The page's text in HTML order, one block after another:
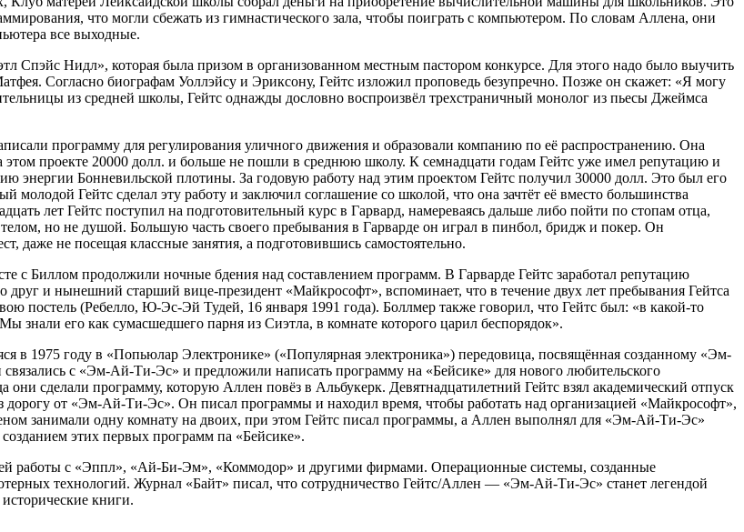
что могли сбежать из гимнастического зала, чтобы поиграть с компьютером. По словам Аллена, они
все выходные.
Спэйс Нидл», которая была призом в организованном местным пастором конкурсе. Для этого надо было выучить
Согласно биографам Уоллэйсу и Эриксону, Гейтс изложил проповедь безупречно. Позже он скажет: «Я могу
из средней школы, Гейтс однажды дословно воспроизвёл трехстраничный монолог из пьесы Джеймса
программу для регулирования уличного движения и образовали компанию по её распространению. Она
этом проекте 20000 долл. и больше не пошли в среднюю школу. К семнадцати годам Гейтс уже имел репутацию и
энергии Бонневильской плотины. За годовую работу над этим проектом Гейтс получил 30000 долл. Это был его
Гейтс сделал эту работу и заключил соглашение со школой, что она зачтёт её вместо большинства
лет Гейтс поступил на подготовительный курс в Гарвард, намереваясь дальше либо пойти по стопам отца,
но не душой. Большую часть своего пребывания в Гарварде он играл в пинбол, бридж и покер. Он
даже не посещая классные занятия, а подготовившись самостоятельно.
с Биллом продолжили ночные бдения над составлением программ. В Гарварде Гейтс заработал репутацию
и нынешний старший вице-президент «Майкрософт», вспоминает, что в течение двух лет пребывания Гейтса
постель (Ребелло, Ю-Эс-Эй Тудей, 16 января 1991 года). Боллмер также говорил, что Гейтс был: «в какой-то
его как сумасшедшего парня из Сиэтла, в комнате которого царил беспорядок».
в 1975 году в «Попьюлар Электронике» («Популярная электроника») передовица, посвящённая созданному «Эм-
с «Эм-Ай-Ти-Эс» и предложили написать программу на «Бейсике» для нового любительского
они сделали программу, которую Аллен повёз в Альбукерк. Девятнадцатилетний Гейтс взял академический отпуск
дорогу от «Эм-Ай-Ти-Эс». Он писал программы и находил время, чтобы работать над организацией «Майкрософт»,
занимали одну комнату на двоих, при этом Гейтс писал программы, а Аллен выполнял для «Эм-Ай-Ти-Эс»
этих первых программ па «Бейсике».
работы с «Эппл», «Ай-Би-Эм», «Коммодор» и другими фирмами. Операционные системы, созданные
технологий. Журнал «Байт» писал, что сотрудничество Гейтс/Аллен — «Эм-Ай-Ти-Эс» станет легендой
книги.